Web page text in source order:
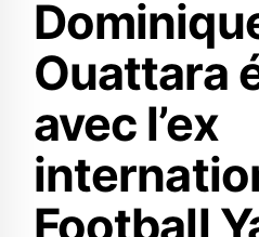
Ouattara
avec l’ex
Football